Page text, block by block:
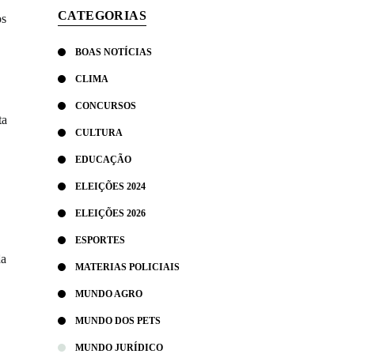
CATEGORIAS
BOAS NOTÍCIAS
CLIMA
CONCURSOS
CULTURA
EDUCAÇÃO
ELEIÇÕES 2024
ELEIÇÕES 2026
ESPORTES
MATERIAS POLICIAIS
MUNDO AGRO
MUNDO DOS PETS
MUNDO JURÍDICO